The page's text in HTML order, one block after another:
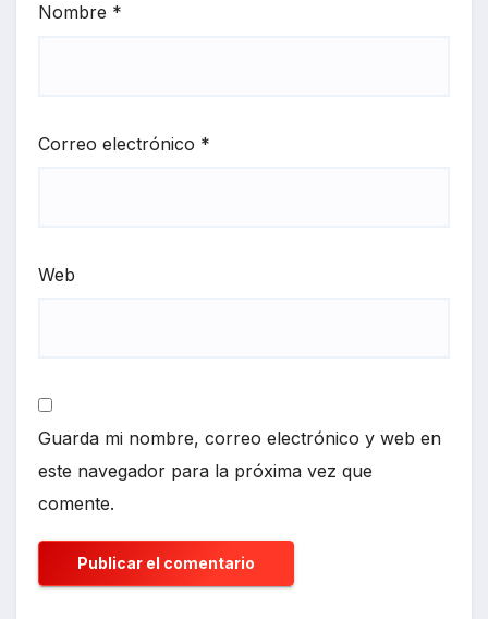
Nombre *
Correo electrónico *
Web
Guarda mi nombre, correo electrónico y web en
este navegador para la próxima vez que
comente.